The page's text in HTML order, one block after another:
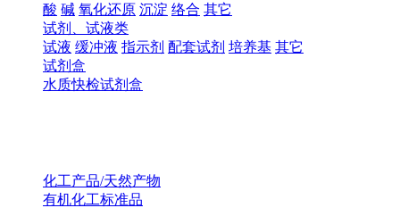
酸 碱 氧化还原 沉淀 络合 其它
试剂、试液类
试液 缓冲液 指示剂 配套试剂 培养基 其它
试剂盒
水质快检试剂盒
化工产品/天然产物
有机化工标准品